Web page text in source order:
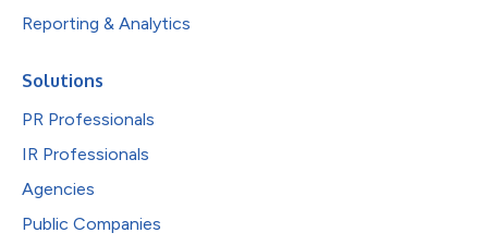
Reporting & Analytics
Solutions
PR Professionals
IR Professionals
Agencies
Public Companies